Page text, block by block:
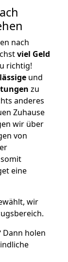
nach
viel Geld
richtig!
und
zu
anderes
Zuhause
wir über
von
eine
wir
Dann holen